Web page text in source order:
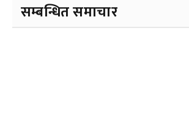
सम्बन्धित समाचार